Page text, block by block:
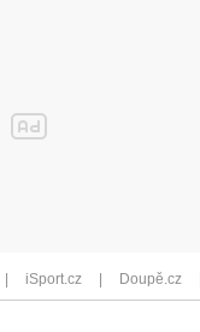
iSport.cz Doupě.cz